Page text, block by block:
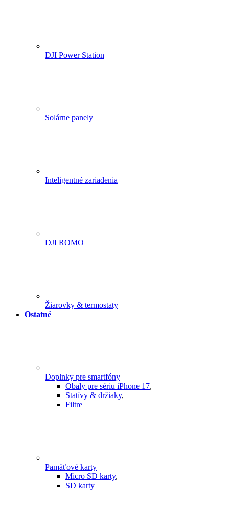
DJI Power Station
Solárne panely
Inteligentné zariadenia
DJI ROMO
Žiarovky & termostaty
Ostatné
Doplnky pre smartfóny
Obaly pre sériu iPhone 17,
Statívy & držiaky,
Filtre
Pamäťové karty
Micro SD karty,
SD karty